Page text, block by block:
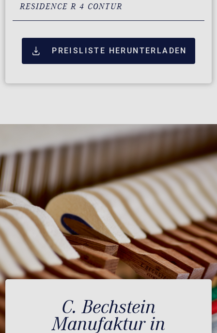
RESIDENCE R 4 CONTUR
PREISLISTE HERUNTERLADEN
C. Bechstein
Manufaktur in